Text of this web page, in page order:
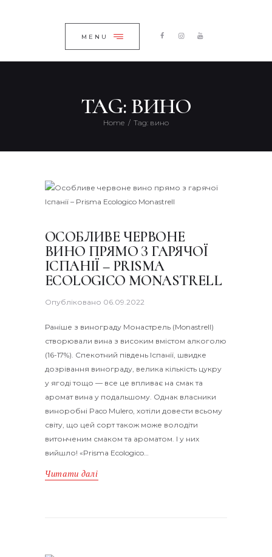
MENU
TAG: ВИНО
Home Tag: вино
КАТАЛОГ
ПРО КОМПАНІЮ
КОНТАКТИ
ОСОБЛИВЕ ЧЕРВОНЕ
ВИНО ПРЯМО З ГАРЯЧОЇ
ІСПАНІЇ – PRISMA
ECOLOGICO MONASTRELL
Опубліковано 06.09.2022
Раніше з винограду Монастрель (Monastrell)
створювали вина з високим вмістом алкоголю
(16-17%). Спекотний південь Іспанії, швидке
дозрівання винограду, велика кількість цукру
у ягоді тощо — все це впливає на смак та
аромат вина у подальшому. Однак власники
виноробні Paco Mulero, хотіли довести всьому
світу, що цей сорт також може володіти
витонченим смаком та ароматом. І у них
вийшло! «Prisma Ecologico…
Читати далі